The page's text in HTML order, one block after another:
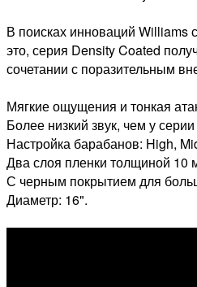
В поисках инноваций
это, серия Density Coated
сочетании с поразительным
Мягкие ощущения и тонкая
Более низкий звук, чем у
Настройка барабанов: High,
Два слоя пленки толщиной 10
С черным покрытием для
Диаметр: 16".